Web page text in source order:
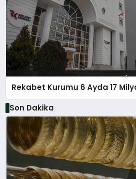
Rekabet Kurumu 6 Ayda 17
Son Dakika